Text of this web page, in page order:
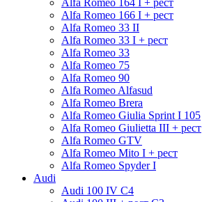
Alfa Romeo 166 I + рест
Alfa Romeo 33 II
Alfa Romeo 33 I + рест
Alfa Romeo 33
Alfa Romeo 75
Alfa Romeo 90
Alfa Romeo Alfasud
Alfa Romeo Brera
Alfa Romeo Giulia Sprint I 105
Alfa Romeo Giulietta III + рест
Alfa Romeo GTV
Alfa Romeo Mito I + рест
Alfa Romeo Spyder I
Audi
Audi 100 IV C4